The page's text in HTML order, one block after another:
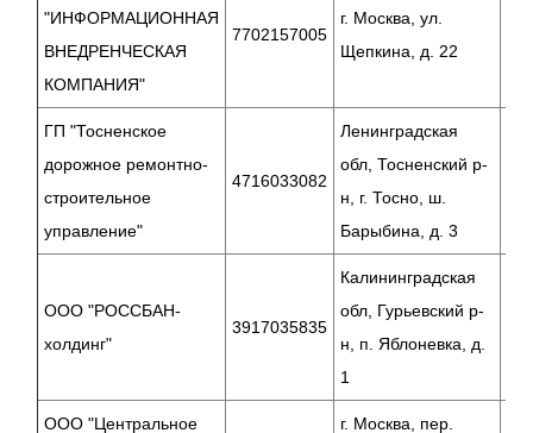
"ИНФОРМАЦИОННАЯ
ВНЕДРЕНЧЕСКАЯ
КОМПАНИЯ"
7702157005
г. Москва, ул.
Щепкина, д. 22
ГП "Тосненское
дорожное ремонтно-
строительное
управление"
4716033082
Ленинградская
обл, Тосненский р-
н, г. Тосно, ш.
Барыбина, д. 3
ООО "РОССБАН-
холдинг"
3917035835
Калининградская
обл, Гурьевский р-
н, п. Яблоневка, д.
1
ООО "Центральное
г. Москва, пер.